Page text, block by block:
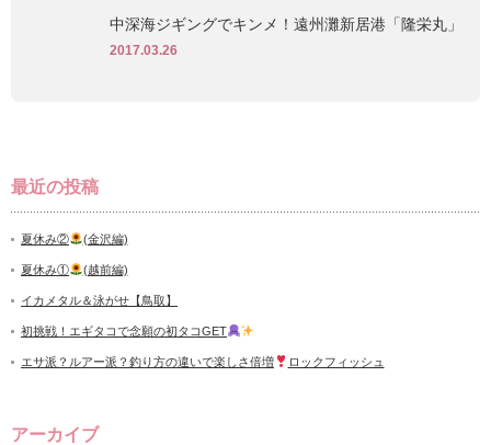
中深海ジギングでキンメ！遠州灘新居港「隆栄丸」
2017.03.26
最近の投稿
夏休み② (金沢編)
夏休み① (越前編)
イカメタル＆泳がせ【鳥取】
初挑戦！エギタコで念願の初タコGET
エサ派？ルアー派？釣り方の違いで楽しさ倍増 ロックフィッシュ
アーカイブ